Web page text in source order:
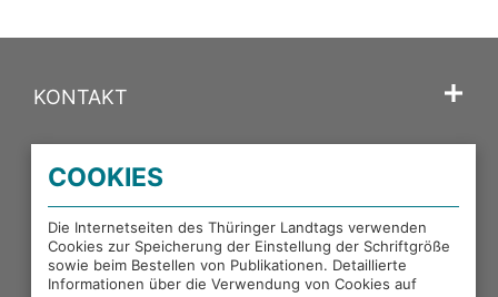
KONTAKT
PORTALE DES THÜRINGER LANDTAGS
EXTERNE LINKS
COOKIES
Die Internetseiten des Thüringer Landtags verwenden
Cookies zur Speicherung der Einstellung der Schriftgröße
sowie beim Bestellen von Publikationen. Detaillierte
Informationen über die Verwendung von Cookies auf